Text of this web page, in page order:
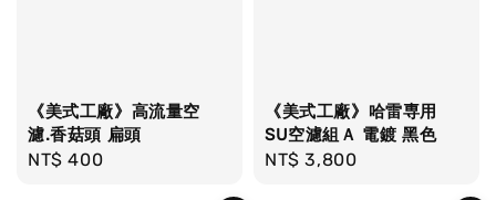
《美式工廠》高流量空
濾.香菇頭 扁頭
Regular
NT$ 400
《美式工廠》哈雷専用
SU空濾組Ａ 電鍍 黑色
Regular
NT$ 3,800